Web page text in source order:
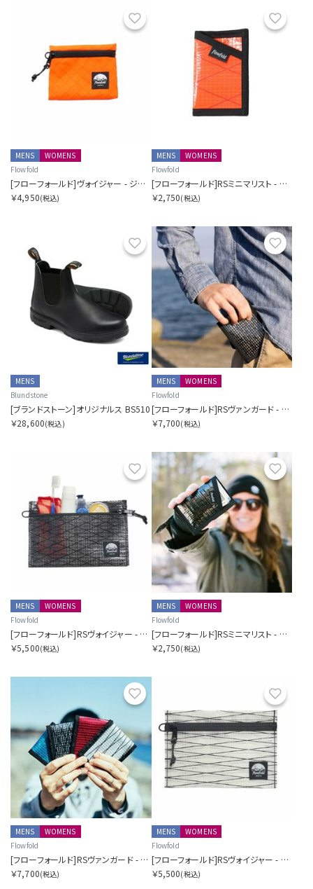
お気に入り
MENS
WOMENS
Flowfold
[フローフォールド]ヴォイジャー - ジッパーポーチ - S
￥4,950(税込)
MENS
WOMENS
Flowfold
[フローフォールド]RSミニマリスト - カードホルダーウォレット
￥2,750(税込)
お気に入り
MENS
Blundstone
[ブランドストーン]オリジナルス BS510
￥28,600(税込)
お気
MENS
WOMENS
Flowfold
[フローフォールド]RSヴァンガード - バイフォールドウォレット
￥7,700(税込)
お気に入り
MENS
WOMENS
Flowfold
[フローフォールド]RSヴォイジャー - ジッパーポーチ - M
￥5,500(税込)
お気
MENS
WOMENS
Flowfold
[フローフォールド]RSミニマリスト - カードホルダーウォレット
￥2,750(税込)
お気に入り
MENS
WOMENS
Flowfold
[フローフォールド]RSヴァンガード - バイフォールドウォレット
￥7,700(税込)
MENS
WOMENS
Flowfold
[フローフォールド]RSヴォイジャー - ジッパーポーチ - M
￥5,500(税込)